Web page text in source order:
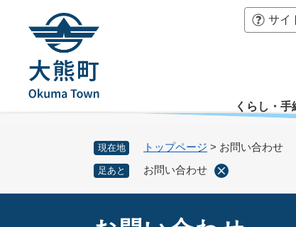
サイ
くらし・手
現在地 トップページ > お問い合わせ
足あと お問い合わせ